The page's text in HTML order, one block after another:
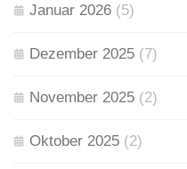
Januar 2026 (5)
Dezember 2025 (7)
November 2025 (2)
Oktober 2025 (2)